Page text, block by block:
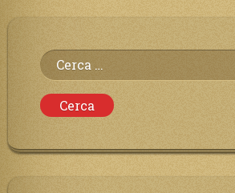
Ricerca
per: